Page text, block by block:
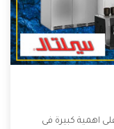
اهمية كبيرة فى